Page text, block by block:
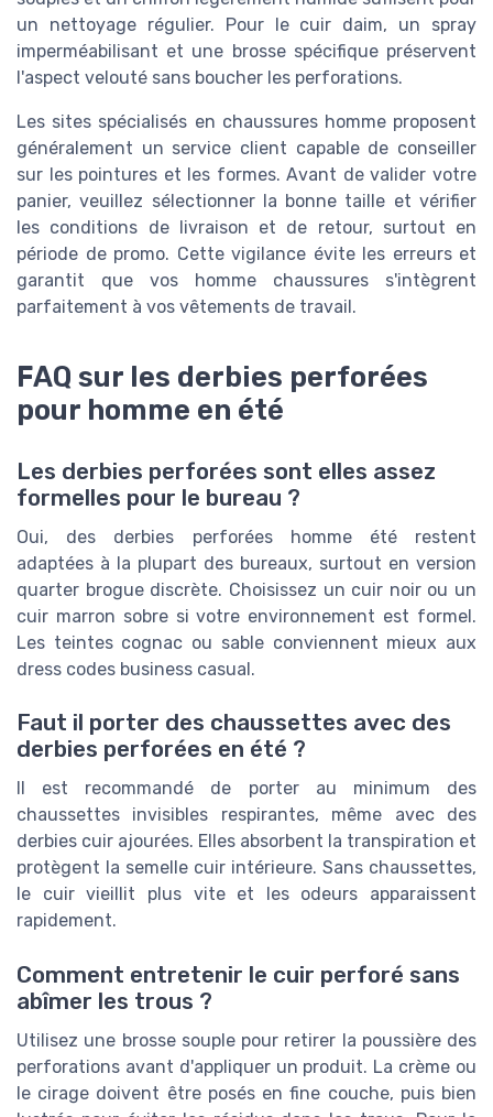
un nettoyage régulier. Pour le cuir daim, un spray
imperméabilisant et une brosse spécifique préservent
l'aspect velouté sans boucher les perforations.
Les sites spécialisés en chaussures homme proposent
généralement un service client capable de conseiller
sur les pointures et les formes. Avant de valider votre
panier, veuillez sélectionner la bonne taille et vérifier
les conditions de livraison et de retour, surtout en
période de promo. Cette vigilance évite les erreurs et
garantit que vos homme chaussures s'intègrent
parfaitement à vos vêtements de travail.
FAQ sur les derbies perforées
pour homme en été
Les derbies perforées sont elles assez
formelles pour le bureau ?
Oui, des derbies perforées homme été restent
adaptées à la plupart des bureaux, surtout en version
quarter brogue discrète. Choisissez un cuir noir ou un
cuir marron sobre si votre environnement est formel.
Les teintes cognac ou sable conviennent mieux aux
dress codes business casual.
Faut il porter des chaussettes avec des
derbies perforées en été ?
Il est recommandé de porter au minimum des
chaussettes invisibles respirantes, même avec des
derbies cuir ajourées. Elles absorbent la transpiration et
protègent la semelle cuir intérieure. Sans chaussettes,
le cuir vieillit plus vite et les odeurs apparaissent
rapidement.
Comment entretenir le cuir perforé sans
abîmer les trous ?
Utilisez une brosse souple pour retirer la poussière des
perforations avant d'appliquer un produit. La crème ou
le cirage doivent être posés en fine couche, puis bien